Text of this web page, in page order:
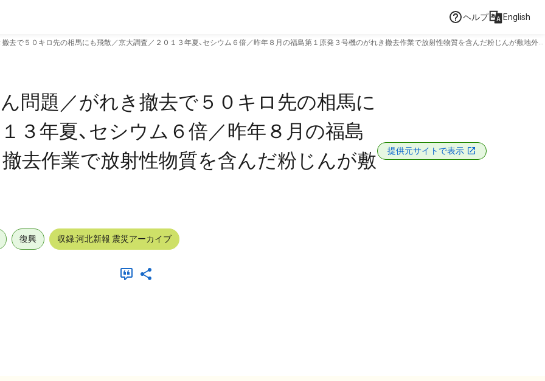
ヘルプ English
去で５０キロ先の相馬にも飛散／京大調査／２０１３年夏、セシウム６倍／昨年８月の福島第１原発３号機のがれき撤去作業で放射性物質を含んだ粉じんが敷地外
問題／がれき撤去で５０キロ先の相馬に
３年夏、セシウム６倍／昨年８月の福島
去作業で放射性物質を含んだ粉じんが敷
提供元サイトで表示
復興 収録:河北新報 震災アーカイブ